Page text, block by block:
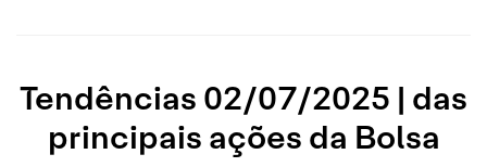
Tendências 02/07/2025 | das
principais ações da Bolsa